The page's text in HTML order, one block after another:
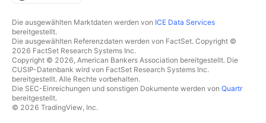
Die ausgewählten Marktdaten werden von ICE Data Services
bereitgestellt.
Die ausgewählten Referenzdaten werden von FactSet. Copyright ©
2026 FactSet Research Systems Inc.
Copyright © 2026, American Bankers Association bereitgestellt. Die
CUSIP-Datenbank wird von FactSet Research Systems Inc.
bereitgestellt. Alle Rechte vorbehalten.
Die SEC-Einreichungen und sonstigen Dokumente werden von Quartr
bereitgestellt.
© 2026 TradingView, Inc.